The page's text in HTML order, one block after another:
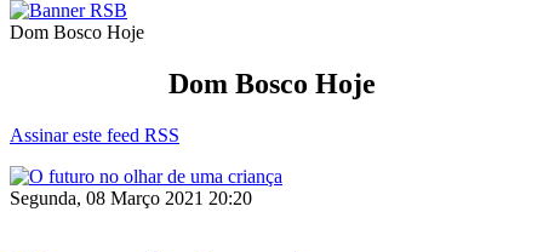
Dom Bosco Hoje
Dom Bosco Hoje
Assinar este feed RSS
Segunda, 08 Março 2021 20:20